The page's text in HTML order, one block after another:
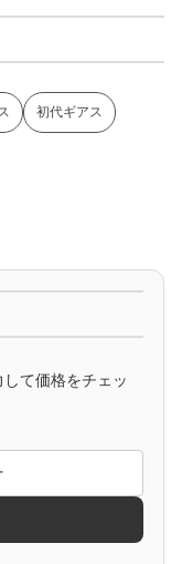
初代ギアス
ャグ ハッピー
防隊
て価格をチェッ